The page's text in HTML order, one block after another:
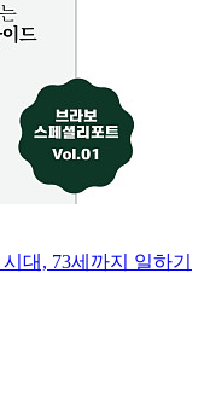
대, 73세까지 일하기